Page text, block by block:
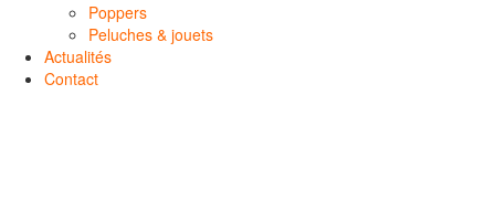
Poppers
Peluches & jouets
Actualités
Contact